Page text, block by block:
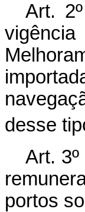
Art.
desse
Art.
portos